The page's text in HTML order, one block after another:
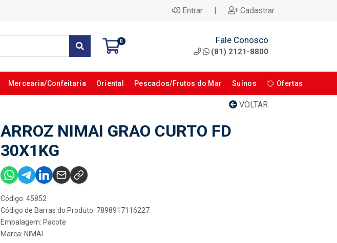
Entrar | Cadastrar
0 Fale Conosco
(81) 2121-8800
Mercearia/Confeitaria Oriental Pescados/Frutos do Mar Suínos Ofertas
VOLTAR
ARROZ NIMAI GRAO CURTO FD
30X1KG
Código: 45852
Código de Barras do Produto: 7898917116227
Embalagem: Pacote
Marca: NIMAI